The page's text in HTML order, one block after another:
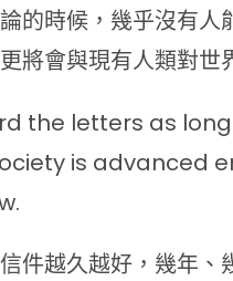
的時候，幾乎沒有人
將會與現有人類對世
the letters as
is advanced
件越久越好，幾年、